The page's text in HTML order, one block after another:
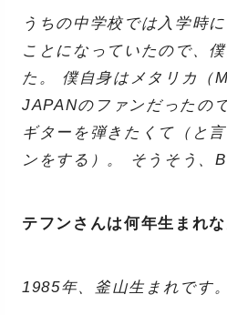
うちの中学校では入学時
ことになっていたので、
た。 僕自身はメタリカ（
JAPANのファンだったの
ギターを弾きたくて（と
ンをする）。 そうそう、
テフンさんは何年生まれな
1985年、釜山生まれです。